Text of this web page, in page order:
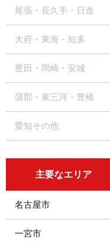
尾張・長久手・日進
大府・東海・知多
豊田・岡崎・安城
蒲郡・東三河・豊橋
愛知その他
主要なエリア
名古屋市
一宮市